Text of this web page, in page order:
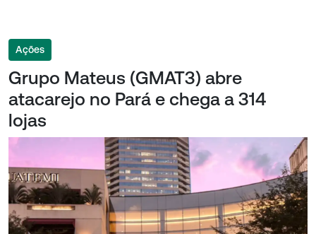
Ações
Grupo Mateus (GMAT3) abre
atacarejo no Pará e chega a 314
lojas